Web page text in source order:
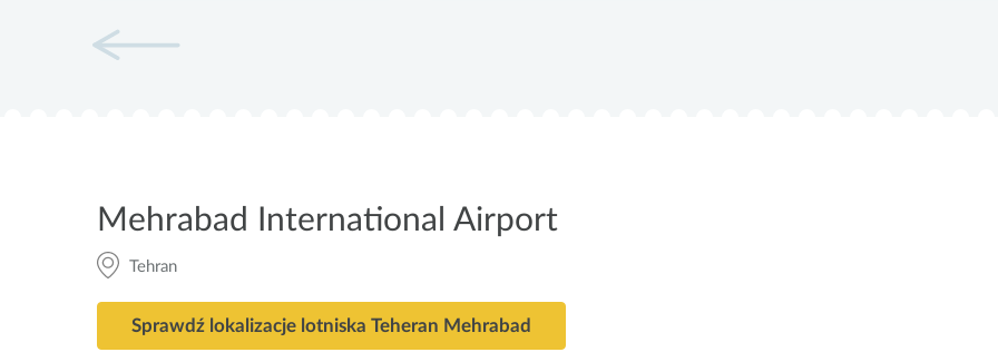
Mehrabad International Airport
Tehran
Sprawdź lokalizacje lotniska Teheran Mehrabad